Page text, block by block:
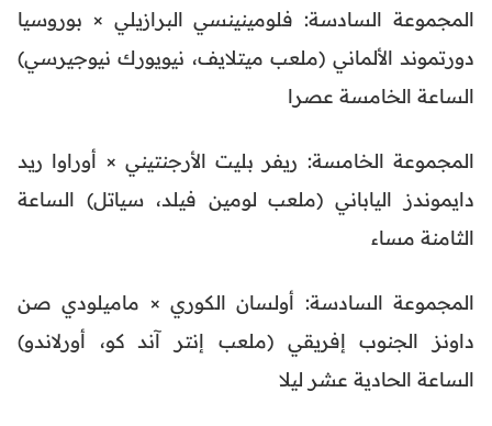
المجموعة السادسة: فلومينينسي البرازيلي × بوروسيا
دورتموند الألماني (ملعب ميتلايف، نيويورك نيوجيرسي)
الساعة الخامسة عصرا
المجموعة الخامسة: ريفر بليت الأرجنتيني × أوراوا ريد
دايموندز الياباني (ملعب لومين فيلد، سياتل) الساعة
الثامنة مساء
المجموعة السادسة: أولسان الكوري × ماميلودي صن
داونز الجنوب إفريقي (ملعب إنتر آند كو، أورلاندو)
الساعة الحادية عشر ليلا